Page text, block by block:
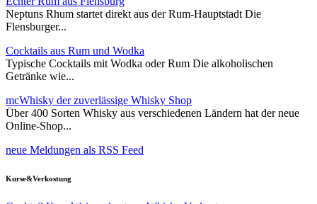
Neptuns Rhum startet direkt aus der Rum-Hauptstadt Die
Flensburger...
Cocktails aus Rum und Wodka
Typische Cocktails mit Wodka oder Rum Die alkoholischen
Getränke wie...
mcWhisky der zuverlässige Whisky Shop
Über 400 Sorten Whisky aus verschiedenen Ländern hat der neue
Online-Shop...
neue Meldungen als RSS Feed
Kurse&Verkostung